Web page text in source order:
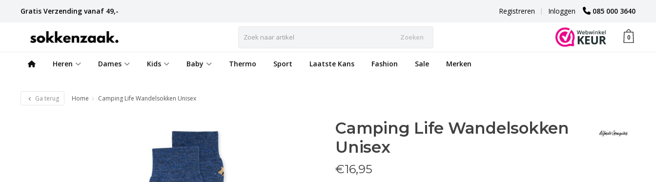
Gratis Verzending vanaf 49,- 085 000 3640
Inloggen
|
Registreren
Zoeken 0
Heren Dames Kids Baby Thermo Sport Laatste Kans Fashion Sale Merken
Ga terug Home Camping Life Wandelsokken Unisex
Camping Life Wandelsokken
Unisex
€16,95